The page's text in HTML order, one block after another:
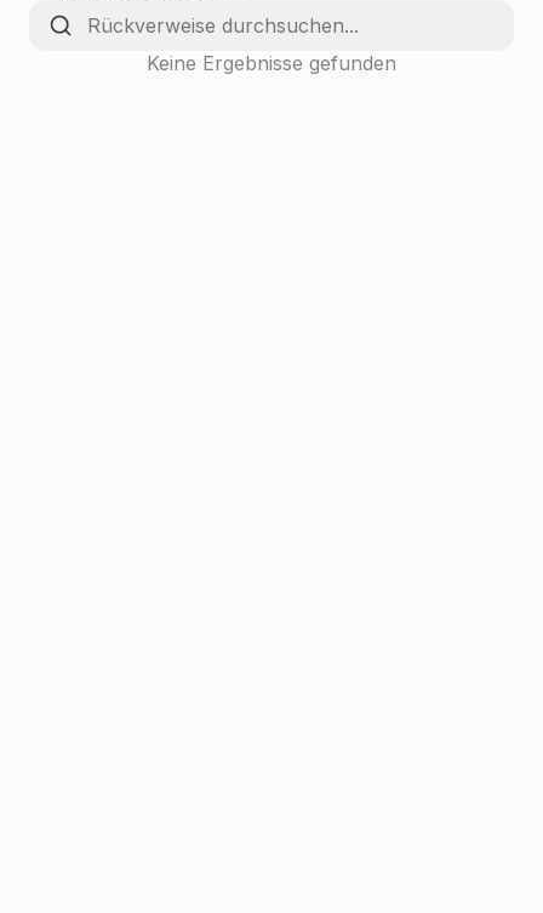
Keine Ergebnisse gefunden